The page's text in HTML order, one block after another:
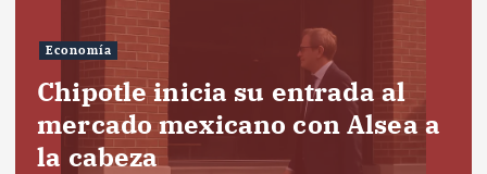
Economía
Chipotle inicia su entrada al
mercado mexicano con Alsea a
la cabeza